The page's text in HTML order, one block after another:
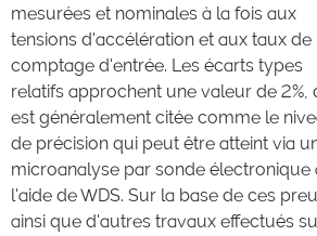
mesurées et nominales à la fois aux
tensions d'accélération et aux taux de
comptage d'entrée. Les écarts types
relatifs approchent une valeur de 2%,
est généralement citée comme le
de précision qui peut être atteint via
microanalyse par sonde électronique
l'aide de WDS. Sur la base de ces
ainsi que d'autres travaux effectués